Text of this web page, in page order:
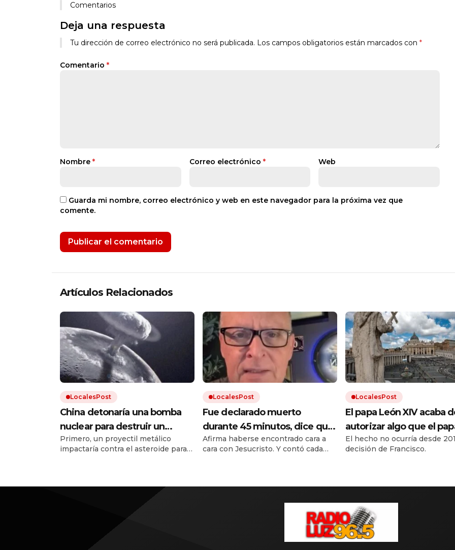
Comentarios
Deja una respuesta
Tu dirección de correo electrónico no será publicada. Los campos obligatorios están marcados con *
Comentario *
Nombre * Correo electrónico * Web
Guarda mi nombre, correo electrónico y web en este navegador para la próxima vez que
comente.
Artículos Relacionados
LocalesPost
China detonaría una bomba
nuclear para destruir un
asteroide en caso que
amenace a la Tierra
Primero, un proyectil metálico
impactaría contra el asteroide para
detonaría.
LocalesPost
Fue declarado muerto
durante 45 minutos, dice que
viajó al cielo y revela cómo es
Jesús
Afirma haberse encontrado cara a
cara con Jesucristo. Y contó cada
LocalesPost
El papa León XIV acaba
autorizar algo que el
Francisco había
El hecho no ocurría desde
decisión de Francisco.